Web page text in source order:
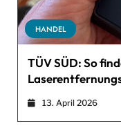
HANDEL
TÜV SÜD: So
13. April 2026